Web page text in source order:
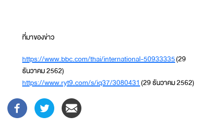
ที่มาของข่าว
https://www.bbc.com/thai/international-50933335(29
ธันวาคม 2562)
https://www.ryt9.com/s/iq37/3080431 (29 ธันวาคม 2562)